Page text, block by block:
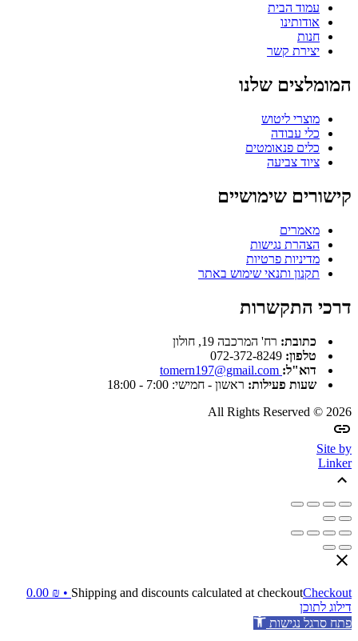
עמוד הבית
אודותינו
חנות
יצירת קשר
המומלצים שלנו
מוצרי ליטוש
כלי עבודה
כלים פנאומטים
ציוד צביעה
קישורים שימושיים
מאמרים
הצהרת נגישות
מדיניות פרטיות
תקנון ותנאי שימוש באתר
דרכי התקשרות
כתובת: רח' המרכבה 19, חולון
טלפון:
דוא"ל:
שעות פעילות: ראשון - חמישי: 7:00 - 18:00
All Rights Reserved © 2026
Site by
Linker
Shipping and discounts calculated at checkoutCheckout •
0.00 ₪
דילוג לתוכן
פתח סרגל נגישות